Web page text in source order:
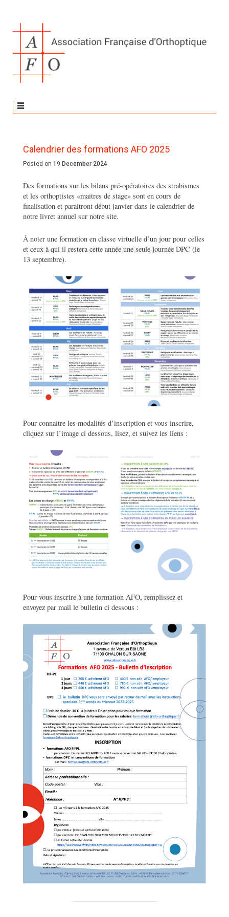
Calendrier des formations AFO 2025
Posted on 19 December 2024
Des formations sur les bilans pré-opératoires des strabismes
et les orthoptistes «maitres de stage» sont en cours de
finalisation et paraitront début janvier dans le calendrier de
notre livret annuel sur notre site.
À noter une formation en classe virtuelle d’un jour pour celles
et ceux à qui il restera cette année une seule journée DPC (le
13 septembre).
Pour connaitre les modalités d’inscription et vous inscrire,
cliquez sur l’image ci dessous, lisez, et suivez les liens :
Pour vous inscrire à une formation AFO, remplissez et
envoyez par mail le bulletin ci dessous :